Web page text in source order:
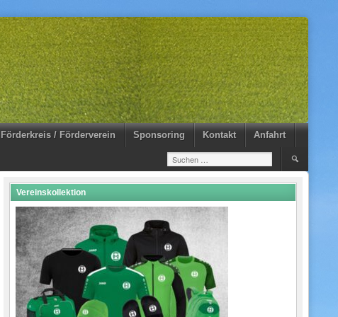
Förderkreis / Förderverein Sponsoring Kontakt Anfahrt
Suchen
Vereinskollektion